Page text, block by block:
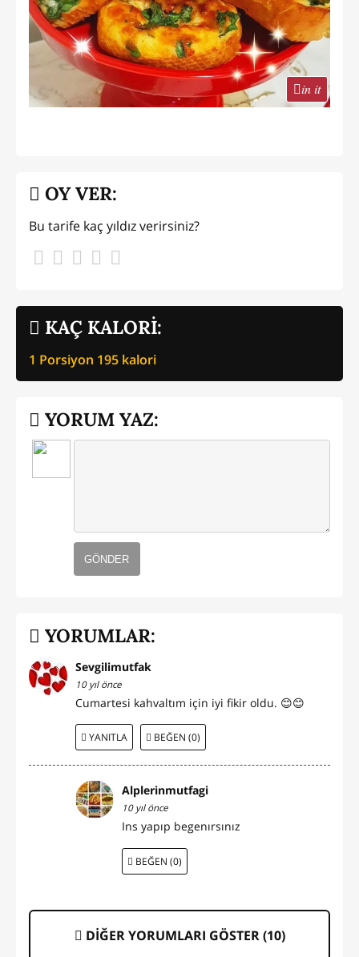
in it
KAÇ KALORİ:
1 Porsiyon 195 kalori
OY VER:
Bu tarife kaç yıldız verirsiniz?
YORUM YAZ:
GÖNDER
YORUMLAR:
Sevgilimutfak
10 yıl önce
Cumartesi kahvaltım için iyi fikir oldu. 😊😊
YANITLA BEĞEN (0)
Alplerinmutfagi
10 yıl önce
Ins yapıp begenırsınız
BEĞEN (0)
DİĞER YORUMLARI GÖSTER (10)